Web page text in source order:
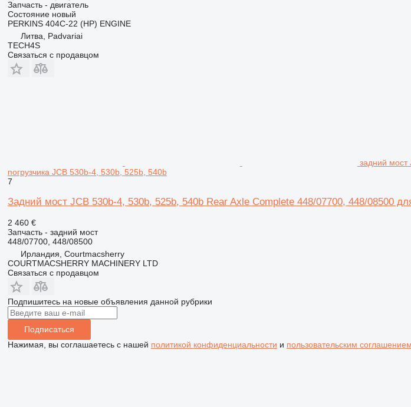
Запчасть - двигатель
Состояниеновый
PERKINS 404C-22 (HP) ENGINE
Литва, Padvariai
TECH4S
Связаться с продавцом
задний мост
погрузчика JCB 530b-4, 530b, 525b, 540b
7
Задний мост JCB 530b-4, 530b, 525b, 540b Rear Axle Complete 448/07700, 448/08500
2 460 €
Запчасть - задний мост
448/07700, 448/08500
Ирландия, Courtmacsherry
COURTMACSHERRY MACHINERY LTD
Связаться с продавцом
Подпишитесь на новые объявления данной рубрики
Подписаться
Нажимая, вы соглашаетесь с нашей политикой конфиденциальности и пользовательским соглашением